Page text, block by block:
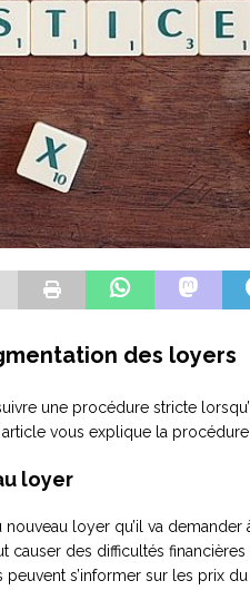
des loyers
une procédure stricte
vous explique la procédure
loyer
loyer qu’il va demander
des difficultés financières
s’informer sur les prix